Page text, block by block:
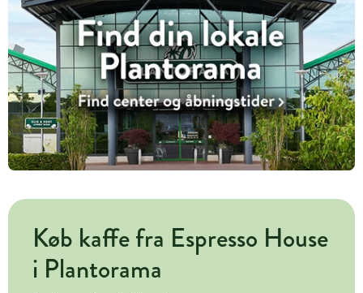
Køb kaffe fra Espresso House
i Plantorama